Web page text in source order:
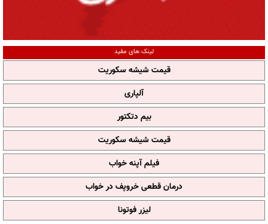
لینک های مفید
قیمت شیشه سکوریت
آلپاری
بیم دتکتور
قیمت شیشه سکوریت
فیلم آپنه خواب
درمان قطعی خروپف در خواب
لیزر فوتونا